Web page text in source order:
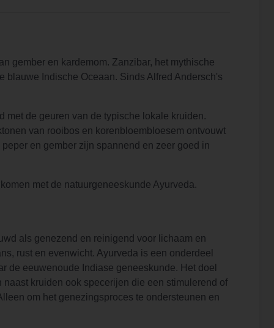
gember en kardemom. Zanzibar, het mythische
blauwe Indische Oceaan. Sinds Alfred Andersch's
met de geuren van de typische lokale kruiden.
van rooibos en korenbloembloesem ontvouwt
en gember zijn spannend en zeer goed in
met de natuurgeneeskunde Ayurveda.
als genezend en reinigend voor lichaam en
rust en evenwicht. Ayurveda is een onderdeel
de eeuwenoude Indiase geneeskunde. Het doel
kruiden ook specerijen die een stimulerend of
om het genezingsproces te ondersteunen en